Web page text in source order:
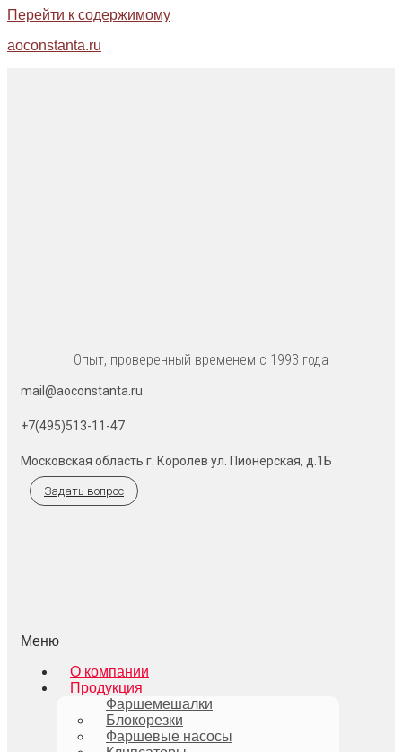
Перейти к содержимому
aoconstanta.ru
Опыт, проверенный временем с 1993 года
mail@aoconstanta.ru
+7(495)513-11-47
Московская область г. Королев ул. Пионерская, д.1Б
Задать вопрос
Меню
О компании
Продукция
Фаршемешалки
Блокорезки
Фаршевые насосы